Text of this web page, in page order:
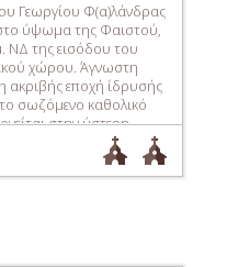
Γεωργίου Φ(α)λάνδρας
ύψωμα της Φαιστού,
ΝΔ της εισόδου του
χώρου. Άγνωστη
ακριβής εποχή ίδρυσής
σωζόμενο καθολικό
στην ύστερη
Η ύπαρξη της
Γεωργίου του
ή της Φαλάντρας